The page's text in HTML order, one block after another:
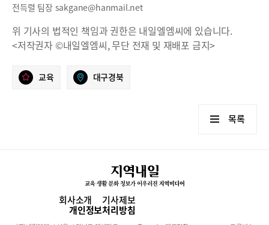
전득렬 팀장 sakgane@hanmail.net
위 기사의 법적인 책임과 권한은 내일엘엠씨에 있습니다.
<저작권자 ©내일엘엠씨, 무단 전재 및 재배포 금지>
교육 대구경북
목록
회사소개 기사제보
개인정보처리방침